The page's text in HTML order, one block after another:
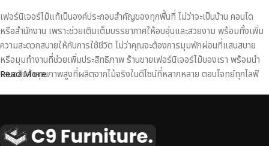
เฟอร์นิเจอร์ไม้แท้เป็นองค์ประกอบสำคัญของทุกพื้นที่ ไม่ว่าจะเป็นบ้าน คอนโด
หรือสำนักงาน เพราะช่วยเติมเต็มบรรยากาศให้อบอุ่นและสวยงาม พร้อมทั้งเพิ่ม
ความสะดวกสบายให้กับการใช้ชีวิต ไม่ว่าคุณจะต้องการมุมพักผ่อนที่แสนสบาย
หรือมุมทำงานที่ช่วยเพิ่มประสิทธิภาพ ร้านขายเฟอร์นิเจอร์ไม้ของเรา พร้อมนำ
เสนอสินค้าคุณภาพสูงที่ผลิตจากไม้จริงในดีไซน์ที่หลากหลาย ตอบโจทย์ทุกไลฟ์
เหนือระดับ
Read More